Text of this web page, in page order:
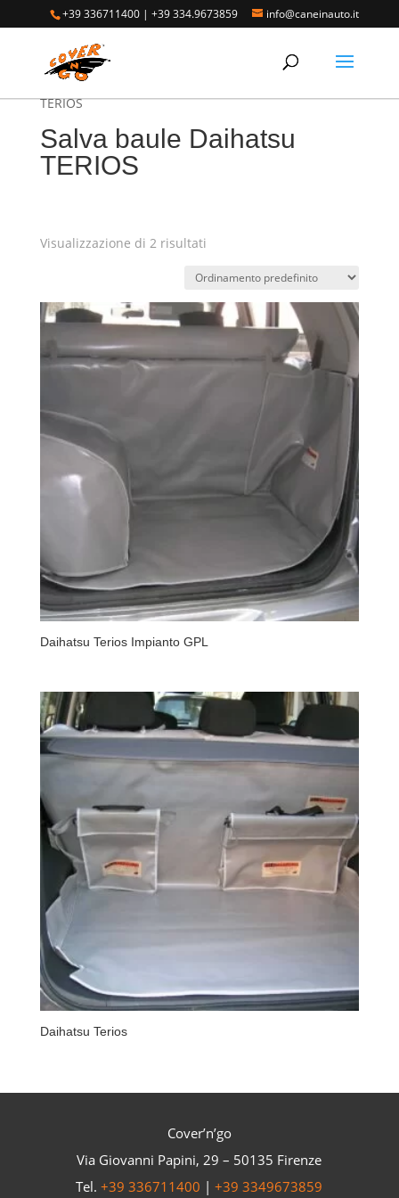
+39 336711400 |+39 334.9673859 info@caneinauto.it
Home/SALVA BAULE - Vasca Telo Copribaule
Auto/SALVA BAULE DAIHATSU
TERIOS
Salva baule Daihatsu
TERIOS
Visualizzazione di 2 risultati
Daihatsu Terios Impianto GPL
Daihatsu Terios
Cover’n’go
Via Giovanni Papini, 29 – 50135 Firenze
Tel.+39 336711400 |+39 3349673859